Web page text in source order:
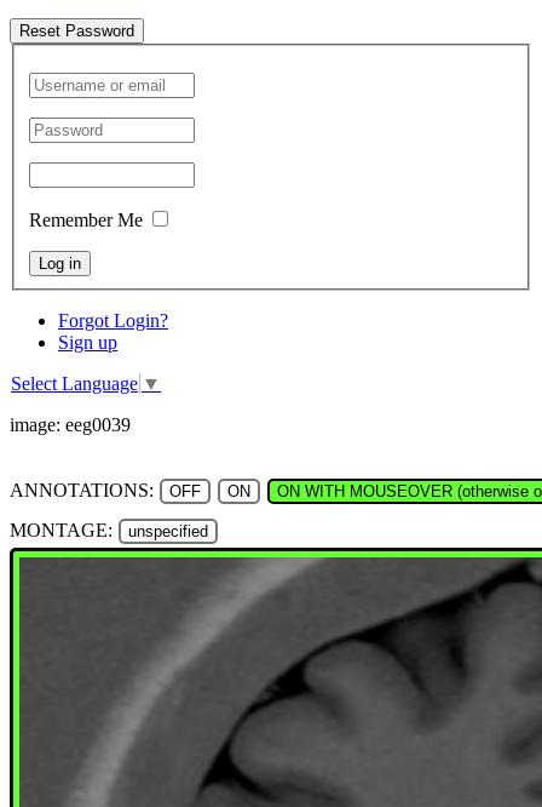
Reset Password
Remember Me
Log in
Forgot Login?
Sign up
Select Language ▼
image: eeg0039
ANNOTATIONS: OFF ON ON WITH MOUSEOVER (otherwise
MONTAGE: unspecified